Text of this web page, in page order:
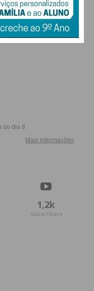
ostermos e
EM PAÇOS DE
1,2k
Subscribers